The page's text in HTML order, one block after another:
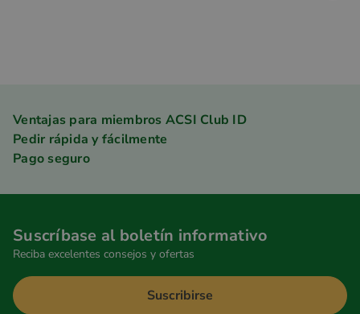
Ventajas para miembros ACSI Club ID
Pedir rápida y fácilmente
Pago seguro
Suscríbase al boletín informativo
Reciba excelentes consejos y ofertas
Suscribirse